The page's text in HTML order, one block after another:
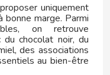
uniquement
marge. Parmi
on retrouve
chocolat noir, du
des associations
au bien-être